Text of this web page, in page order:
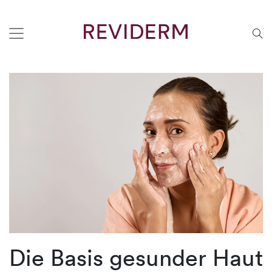
Die Basis gesunder Haut